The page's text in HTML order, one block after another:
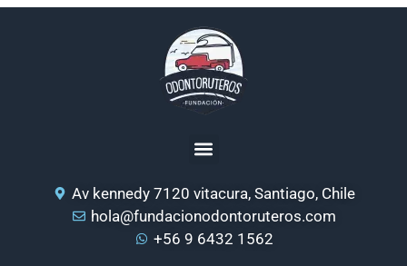
Av kennedy 7120 vitacura, Santiago, Chile
hola@fundacionodontoruteros.com
+56 9 6432 1562